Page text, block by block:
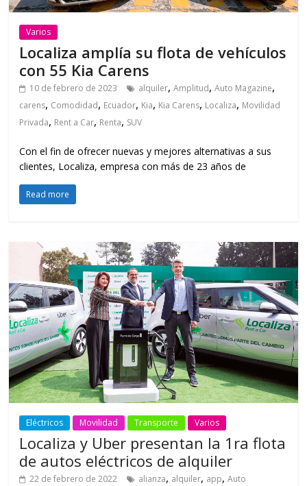
Varios
Localiza amplía su flota de vehículos
con 55 Kia Carens
10 de febrero de 2023 alquiler,Amplitud,Auto Magazine,
carens, Comodidad, Ecuador, Kia, Kia Carens, Localiza, Movilidad
Privada, Rent a Car, Renta, SUV
Con el fin de ofrecer nuevas y mejores alternativas a sus
clientes, Localiza, empresa con más de 23 años de
Read more
Eléctricos Movilidad Transporte Varios
Localiza y Uber presentan la 1ra flota
de autos eléctricos de alquiler
22 de febrero de 2022 alianza, alquiler, app,Auto